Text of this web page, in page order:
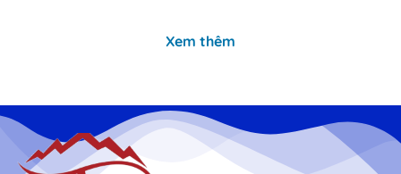
Xem thêm